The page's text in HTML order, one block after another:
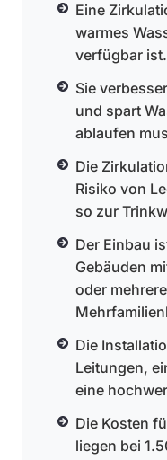
Eine
warmes
verfügbar ist.
Sie
und spart
ablaufen
Die
Risiko von
so zur
Der Einbau
Gebäuden
oder
Die
Leitungen,
eine
Die Kosten
liegen bei